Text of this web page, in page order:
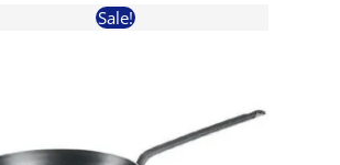
Sale!